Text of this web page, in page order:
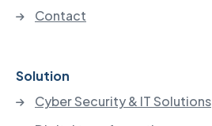
Contact
Solution
Cyber Security & IT Solutions